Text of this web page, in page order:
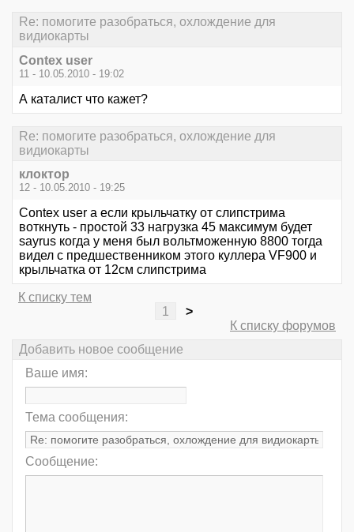
Re: помогите разобраться, охлождение для
видиокарты
Contex user
11 - 10.05.2010 - 19:02
А каталист что кажет?
Re: помогите разобраться, охлождение для
видиокарты
клоктор
12 - 10.05.2010 - 19:25
Contex user а если крыльчатку от слипстрима
воткнуть - простой 33 нагрузка 45 максимум будет
sayrus когда у меня был вольтможенную 8800 тогда
видел с предшественником этого куллера VF900 и
крыльчатка от 12см слипстрима
К списку тем
1
>
К списку форумов
Добавить новое сообщение
Ваше имя:
Тема сообщения:
Сообщение: